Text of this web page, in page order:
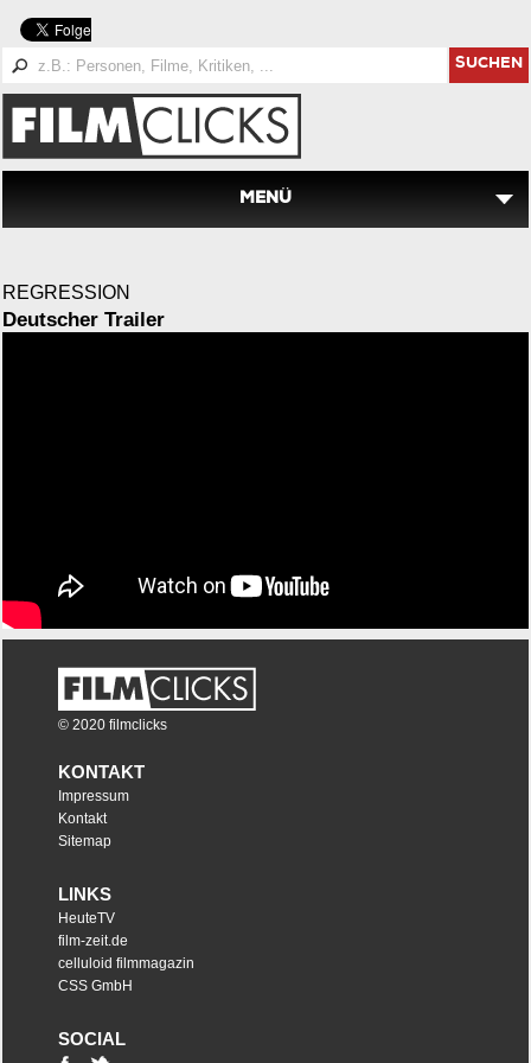
SUCHEN
MENÜ
REGRESSION
Deutscher Trailer
© 2020 filmclicks
KONTAKT
Impressum
Kontakt
Sitemap
LINKS
HeuteTV
film-zeit.de
celluloid filmmagazin
CSS GmbH
SOCIAL